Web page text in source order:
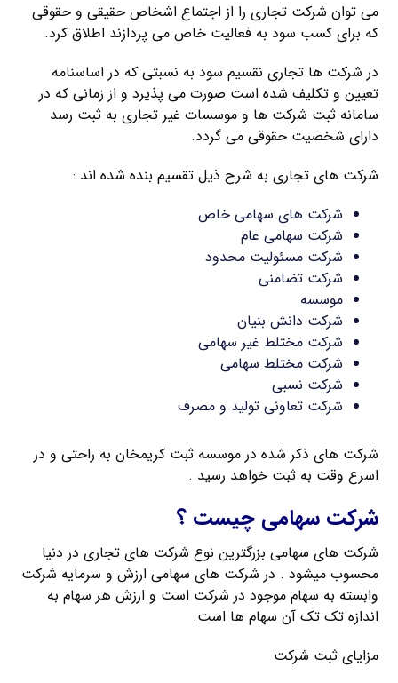
می توان شرکت تجاری را از اجتماع اشخاص حقیقی و حقوقی
که برای کسب سود به فعالیت خاص می پردازند اطلاق کرد.
در شرکت ها تجاری نقسیم سود به نسبتی که در اساسنامه
تعیین و تکلیف شده است صورت می پذیرد و از زمانی که در
سامانه ثبت شرکت ها و موسسات غیر تجاری به ثبت رسد
دارای شخصیت حقوقی می گردد.
شرکت های تجاری به شرح ذیل تقسیم بنده شده اند :
شرکت های سهامی خاص
شرکت سهامی عام
شرکت مسئولیت محدود
شرکت تضامنی
موسسه
شرکت دانش بنیان
شرکت مختلط غیر سهامی
شرکت مختلط سهامی
شرکت نسبی
شرکت تعاونی تولید و مصرف
شرکت های ذکر شده در موسسه ثبت کریمخان به راحتی و در
اسرع وقت به ثبت خواهد رسید .
شرکت سهامی چیست ؟
شرکت های سهامی بزرگترین نوع شرکت های تجاری در دنیا
محسوب میشود . در شرکت های سهامی ارزش و سرمایه شرکت
وابسته به سهام موجود در شرکت است و ارزش هر سهام به
اندازه تک تک آن سهام ها است.
مزایای ثبت شرکت